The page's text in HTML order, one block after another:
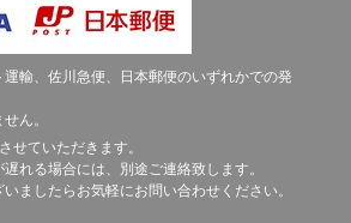
運輸、佐川急便、日本郵便のいずれかでの発
ん。
せていただきます。
れる場合には、別途ご連絡致します。
ましたらお気軽にお問い合わせください。